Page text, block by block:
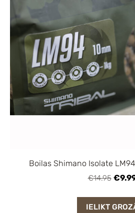
Boilas Shimano Isolate
€14.95
IELIKT